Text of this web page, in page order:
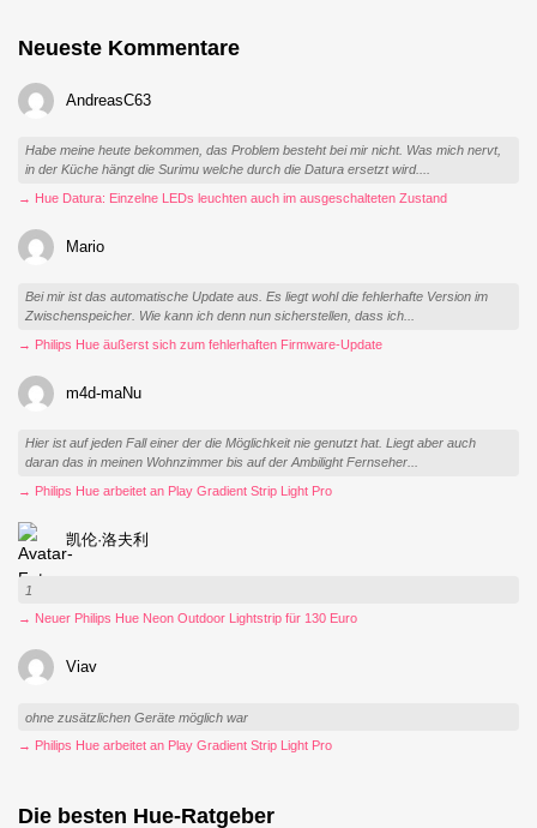
Neueste Kommentare
AndreasC63
Habe meine heute bekommen, das Problem besteht bei mir nicht. Was mich nervt,
in der Küche hängt die Surimu welche durch die Datura ersetzt wird....
→ Hue Datura: Einzelne LEDs leuchten auch im ausgeschalteten Zustand
Mario
Bei mir ist das automatische Update aus. Es liegt wohl die fehlerhafte Version im
Zwischenspeicher. Wie kann ich denn nun sicherstellen, dass ich...
→ Philips Hue äußerst sich zum fehlerhaften Firmware-Update
m4d-maNu
Hier ist auf jeden Fall einer der die Möglichkeit nie genutzt hat. Liegt aber auch
daran das in meinen Wohnzimmer bis auf der Ambilight Fernseher...
→ Philips Hue arbeitet an Play Gradient Strip Light Pro
凯伦·洛夫利
1
→ Neuer Philips Hue Neon Outdoor Lightstrip für 130 Euro
Viav
ohne zusätzlichen Geräte möglich war
→ Philips Hue arbeitet an Play Gradient Strip Light Pro
Die besten Hue-Ratgeber